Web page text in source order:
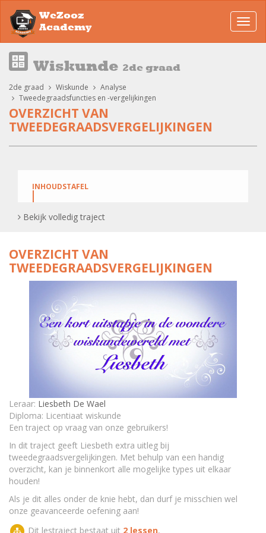
WeZooz
Academy
Wiskunde 2de graad
2de graad Wiskunde
Analyse
Tweedegraadsfuncties en -vergelijkingen
OVERZICHT VAN
TWEEDEGRAADSVERGELIJKINGEN
INHOUDSTAFEL
Aantal Oplossingen en het Teken van de
oplossingen bij tweedegraadsvergelijkingen.
geavanceerde Oefening
Bekijk volledig traject
OVERZICHT VAN
TWEEDEGRAADSVERGELIJKINGEN
Leraar: Liesbeth De Wael
Diploma: Licentiaat wiskunde
Een traject op vraag van onze gebruikers!
In dit traject geeft Liesbeth extra uitleg bij
tweedegraadsvergelijkingen. Met behulp van een handig
overzicht, kan je binnenkort alle mogelijke types uit elkaar
houden!
Als je dit alles onder de knie hebt, dan durf je misschien wel
onze geavanceerde oefening aan!
Dit lestraject bestaat uit 2 lessen,